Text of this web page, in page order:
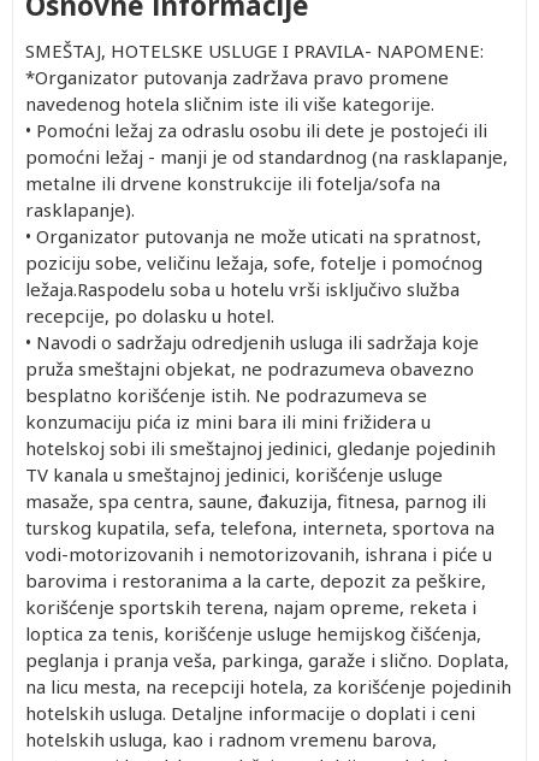
SMEŠTAJ, HOTELSKE USLUGE I PRAVILA- NAPOMENE:
*Organizator putovanja zadržava pravo promene
navedenog hotela sličnim iste ili više kategorije.
• Pomoćni ležaj za odraslu osobu ili dete je postojeći ili
pomoćni ležaj - manji je od standardnog (na rasklapanje,
metalne ili drvene konstrukcije ili fotelja/sofa na
rasklapanje).
• Organizator putovanja ne može uticati na spratnost,
poziciju sobe, veličinu ležaja, sofe, fotelje i pomoćnog
ležaja.Raspodelu soba u hotelu vrši isključivo služba
recepcije, po dolasku u hotel.
• Navodi o sadržaju odredjenih usluga ili sadržaja koje
pruža smeštajni objekat, ne podrazumeva obavezno
besplatno korišćenje istih. Ne podrazumeva se
konzumaciju pića iz mini bara ili mini frižidera u
hotelskoj sobi ili smeštajnoj jedinici, gledanje pojedinih
TV kanala u smeštajnoj jedinici, korišćenje usluge
masaže, spa centra, saune, đakuzija, fitnesa, parnog ili
turskog kupatila, sefa, telefona, interneta, sportova na
vodi-motorizovanih i nemotorizovanih, ishrana i piće u
barovima i restoranima a la carte, depozit za peškire,
korišćenje sportskih terena, najam opreme, reketa i
loptica za tenis, korišćenje usluge hemijskog čišćenja,
peglanja i pranja veša, parkinga, garaže i slično. Doplata,
na licu mesta, na recepciji hotela, za korišćenje pojedinih
hotelskih usluga. Detaljne informacije o doplati i ceni
hotelskih usluga, kao i radnom vremenu barova,